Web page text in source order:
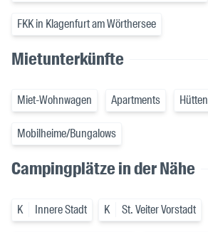
FKK in Klagenfurt am Wörthersee
Mietunterkünfte
Miet-Wohnwagen Apartments Hütten
Mobilheime/Bungalows
Campingplätze in der Nähe
K Innere Stadt K St. Veiter Vorstadt